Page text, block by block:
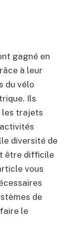
gagné en
à leur
du vélo
Ils
les trajets
diversité de
être difficile
vous
de
le